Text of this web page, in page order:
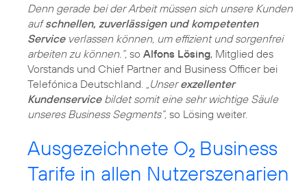
Denn gerade bei der Arbeit müssen sich unsere Kunden
aufschnellen, zuverlässigen und kompetenten
Serviceverlassen können, um effizient und sorgenfrei
arbeiten zu können.“, so Alfons Lösing, Mitglied des
Vorstands und Chief Partner and Business Officer bei
Telefónica Deutschland.
„Unserexzellenter
Kundenservicebildet somit eine sehr wichtige Säule
unseres Business Segments“, so Lösing weiter.
Ausgezeichnete O2 Business
Tarife in allen Nutzerszenarien